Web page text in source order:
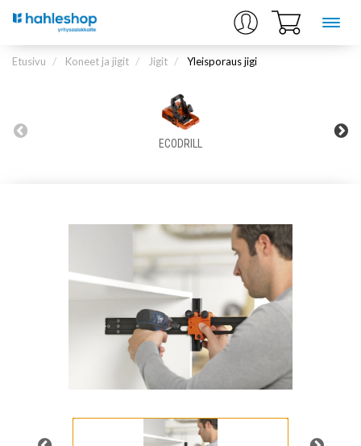
Etusivu Koneet ja jigit Jigit Yleisporaus jigi
ECODRILL